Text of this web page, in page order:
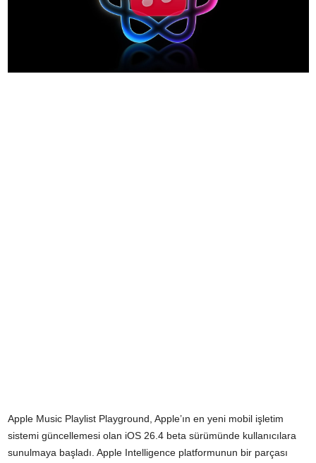
Apple Music Playlist Playground, Apple’ın en yeni mobil işletim
sistemi güncellemesi olan iOS 26.4 beta sürümünde kullanıcılara
sunulmaya başladı. Apple Intelligence platformunun bir parçası